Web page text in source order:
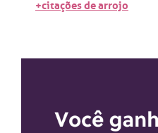
+citações de arrojo